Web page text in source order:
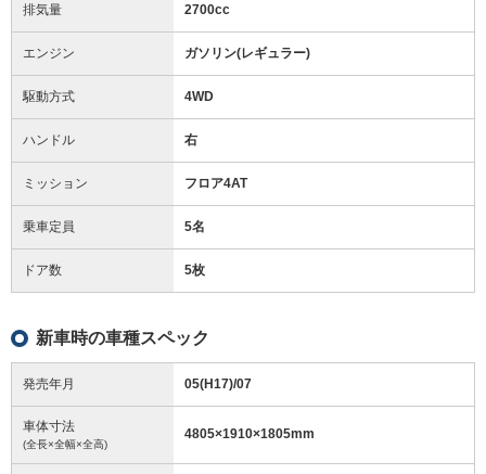
排気量 2700cc
エンジン ガソリン(レギュラー)
駆動方式 4WD
ハンドル 右
ミッション フロア4AT
乗車定員 5名
ドア数 5枚
新車時の車種スペック
発売年月 05(H17)/07
車体寸法
(全長×全幅×全高)
4805×1910×1805mm